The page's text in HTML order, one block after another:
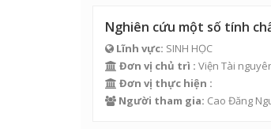
Nghiên cứu một số tính
Lĩnh vực: SINH HỌC
Đơn vị chủ trì : Viện Tài
Đơn vị thực hiện :
Người tham gia: Cao Đăng